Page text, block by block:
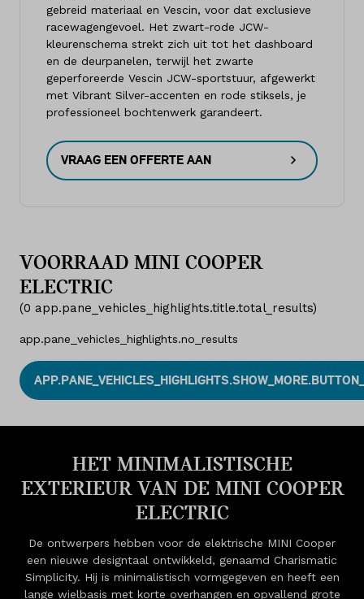
gebreid materiaal en Vescin, voor dat exclusieve
racewagengevoel. Het zwart-rode JCW-
kleurenschema strekt zich uit tot het dashboard
en de deurpanelen, terwijl het zwarte
geperforeerde Vescin JCW-sportstuur, afgewerkt
met Vibrant Silver-accenten en rode stiksels, je
professioneel bochtenwerk garandeert.
VRAAG EEN OFFERTE AAN
VOORRAAD MINI COOPER
ELECTRIC
(0 app.pane_vehicles_highlights.title.total_results)
app.pane_vehicles_highlights.no_results
HET MINIMALISTISCHE
EXTERIEUR VAN DE MINI COOPER
ELECTRIC
De ontwerpers hebben voor de elektrische MINI Cooper
een nieuwe designtaal ontwikkeld, genaamd Charismatic
Simplicity. Hij is minimalistisch vormgegeven en heeft een
lange wielbasis met korte overhangen en opvallend grote